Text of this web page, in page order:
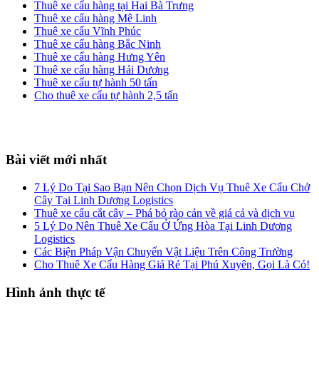
Thuê xe cẩu hàng tại Hai Bà Trưng
Thuê xe cẩu hàng Mê Linh
Thuê xe cẩu Vĩnh Phúc
Thuê xe cẩu hàng Bắc Ninh
Thuê xe cẩu hàng Hưng Yên
Thuê xe cẩu hàng Hải Dương
Thuê xe cẩu tự hành 50 tấn
Cho thuê xe cẩu tự hành 2,5 tấn
Footer
Bài viết mới nhất
7 Lý Do Tại Sao Bạn Nên Chọn Dịch Vụ Thuê Xe Cẩu Chở
Cây Tại Linh Dương Logistics
Thuê xe cẩu cắt cây – Phá bỏ rào cản về giá cả và dịch vụ
5 Lý Do Nên Thuê Xe Cẩu Ở Ứng Hòa Tại Linh Dương
Logistics
Các Biện Pháp Vận Chuyển Vật Liệu Trên Công Trường
Cho Thuê Xe Cẩu Hàng Giá Rẻ Tại Phú Xuyên, Gọi Là Có!
Hình ảnh thực tế